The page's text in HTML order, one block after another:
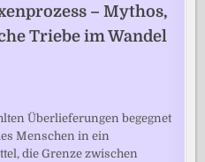
– Mythos,
Triebe im Wandel
Überlieferungen begegnet
Menschen in ein
die Grenze zwischen